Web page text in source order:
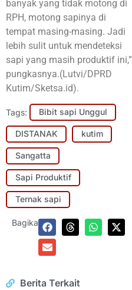
banyak yang tidak motong di
RPH, motong sapinya di
tempat masing-masing. Jadi
lebih sulit untuk mendeteksi
sapi yang masih produktif ini,”
pungkasnya.(Lutvi/DPRD
Kutim/Sketsa.id).
Tags: Bibit sapi Unggul
DISTANAK kutim
Sangatta
Sapi Produktif
Ternak sapi
Bagikan:
Berita Terkait